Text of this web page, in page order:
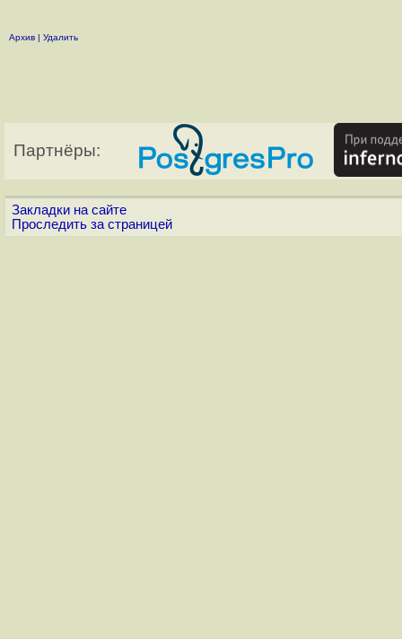
Архив | Удалить
Партнёры:
Закладки на сайте
Проследить за страницей